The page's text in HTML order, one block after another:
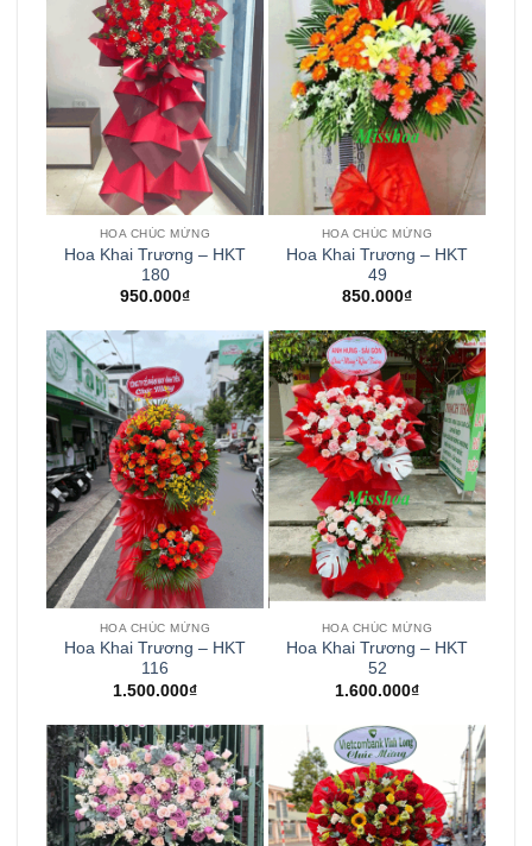
HOA CHÚC MỪNG
Hoa Khai Trương – HKT
180
950.000₫
HOA CHÚC MỪNG
Hoa Khai Trương – HKT
49
850.000₫
HOA CHÚC MỪNG
Hoa Khai Trương – HKT
116
1.500.000₫
HOA CHÚC MỪNG
Hoa Khai Trương – HKT
52
1.600.000₫